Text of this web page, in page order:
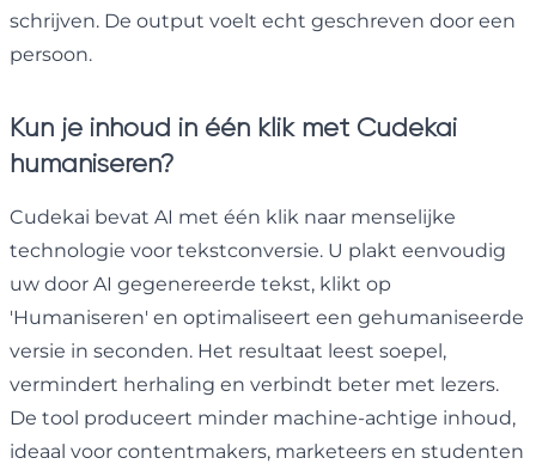
schrijven. De output voelt echt geschreven door een
persoon.
Kun je inhoud in één klik met Cudekai
humaniseren?
Cudekai bevat AI met één klik naar menselijke
technologie voor tekstconversie. U plakt eenvoudig
uw door AI gegenereerde tekst, klikt op
'Humaniseren' en optimaliseert een gehumaniseerde
versie in seconden. Het resultaat leest soepel,
vermindert herhaling en verbindt beter met lezers.
De tool produceert minder machine-achtige inhoud,
ideaal voor contentmakers, marketeers en studenten